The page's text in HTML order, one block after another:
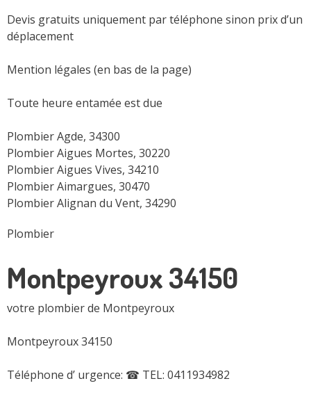
Devis gratuits uniquement par téléphone sinon prix d’un
déplacement
Mention légales (en bas de la page)
Toute heure entamée est due
Plombier Agde, 34300
Plombier Aigues Mortes, 30220
Plombier Aigues Vives, 34210
Plombier Aimargues, 30470
Plombier Alignan du Vent, 34290
Plombier
Montpeyroux 34150
votre plombier de Montpeyroux
Montpeyroux 34150
Téléphone d’ urgence: ☎ TEL: 0411934982